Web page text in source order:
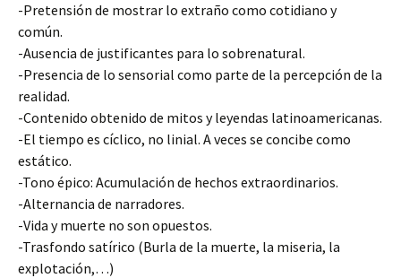
-Pretensión de mostrar lo extraño como cotidiano y
común.
-Ausencia de justificantes para lo sobrenatural.
-Presencia de lo sensorial como parte de la percepción de la
realidad.
-Contenido obtenido de mitos y leyendas latinoamericanas.
-El tiempo es cíclico, no linial. A veces se concibe como
estático.
-Tono épico: Acumulación de hechos extraordinarios.
-Alternancia de narradores.
-Vida y muerte no son opuestos.
-Trasfondo satírico (Burla de la muerte, la miseria, la
explotación,…)